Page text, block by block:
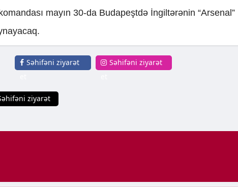
mayın 30-da Budapeştdə İngiltərənin “Arsenal”
Səhifəni ziyarət
Səhifəni ziyarət
ziyarət